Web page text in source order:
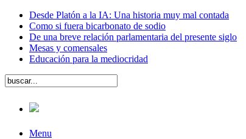
Desde Platón a la IA: Una historia muy mal contada
Como si fuera bicarbonato de sodio
De una breve relación parlamentaria del presente siglo
Mesas y comensales
Educación para la mediocridad
Menu